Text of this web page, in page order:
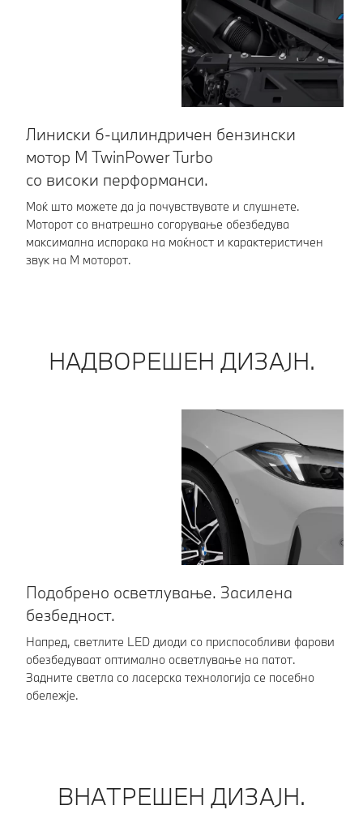
Линиски 6-цилиндричен бензински
мотор M TwinPower Turbo
со високи перформанси.
Моќ што можете да ја почувствувате и слушнете.
Моторот со внатрешно согорување обезбедува
максимална испорака на моќност и карактеристичен
звук на M моторот.
НАДВОРЕШЕН ДИЗАЈН.
Подобрено осветлување. Засилена
безбедност.
Напред, светлите LED диоди со приспособливи фарови
обезбедуваат оптимално осветлување на патот.
Задните светла со ласерска технологија се посебно
обележје.
ВНАТРЕШЕН ДИЗАЈН.